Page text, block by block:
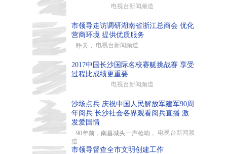
电视台新闻频道
市领导走访调研湖南省浙江总商会 优化
营商环境 提供优质服务
昨天， 电视台新闻频道
2017中国长沙国际名校赛艇挑战赛 享受
过程比成绩更重要
电视台新闻频道
沙场点兵 庆祝中国人民解放军建军90周
年阅兵 长沙社会各界观看阅兵直播 激
发爱国情
90年前，南昌城头一声枪响， 电视台新闻频
道
市领导督查全市文明创建工作